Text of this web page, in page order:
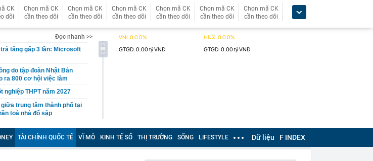
CK
dõi
Chọn mã CK
cần theo dõi
Chọn mã CK
cần theo dõi
Chọn mã CK
cần theo dõi
Chọn mã CK
cần theo dõi
Chọn mã CK
cần theo dõi
Chọn mã CK
cần theo dõi
Đọc nhanh >>
tăng gấp 3 lần: Microsoft
do tập đoàn Nhật Bản
ra 800 cơ hội việc làm
nghiệp THPT năm 2027
trung tâm thành phố tại
toà nhà đổ sập
về nước
nhuậnTÀI CHÍNH QUỐC TẾ VĨ MÔ KINH TẾ SỐ THỊ TRƯỜNG SỐNG LIFESTYLE Dữ liệu F INDEX